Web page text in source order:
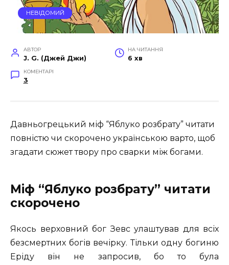
НЕВІДОМИЙ
АВТОР
J. G. (Джей Джи)
НА ЧИТАННЯ
6 хв
КОМЕНТАРІ
3
Давньогрецький міф “Яблуко розбрату” читати
повністю чи скорочено українською варто, щоб
згадати сюжет твору про сварки між богами.
Міф “Яблуко розбрату” читати
скорочено
Якось верховний бог Зевс улаштував для всіх
безсмертних богів вечірку. Тільки одну богиню
Еріду він не запросив, бо то була